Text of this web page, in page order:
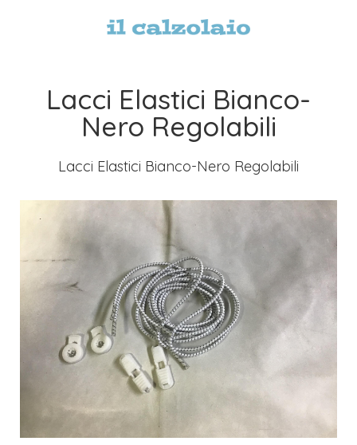
Lacci Elastici Bianco-
Nero Regolabili
Lacci Elastici Bianco-Nero Regolabili